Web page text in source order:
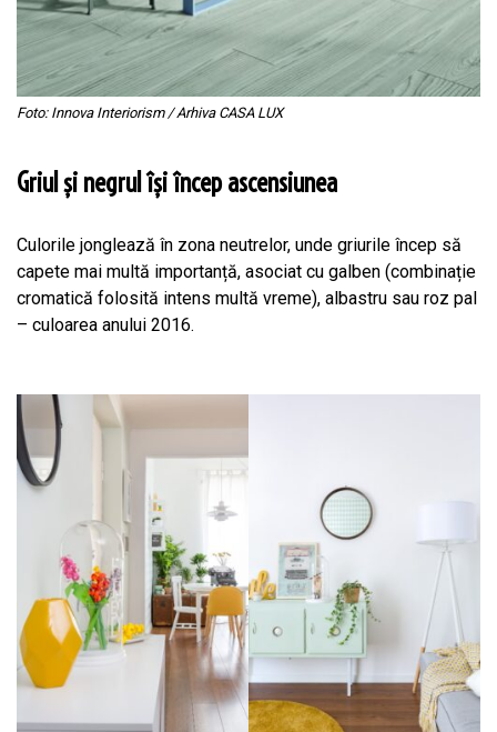
Foto: Innova Interiorism / Arhiva CASA LUX
Griul și negrul își încep ascensiunea
Culorile jonglează în zona neutrelor, unde griurile încep să
capete mai multă importanță, asociat cu galben (combinație
cromatică folosită intens multă vreme), albastru sau roz pal
– culoarea anului 2016.